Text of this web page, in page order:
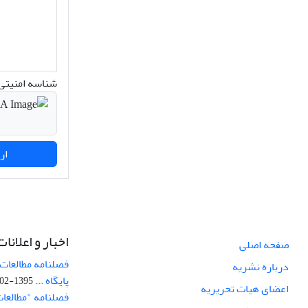
شناسه
صفحه اصلی
درباره نشریه
اعضای هیات تحریریه
اخبار و
فصلنامه
پایگاه ...1395-02-05
فصلنامه